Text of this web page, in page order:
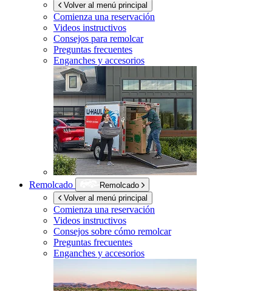
Volver al menú principal
Comienza una reservación
Videos instructivos
Consejos para remolcar
Preguntas frecuentes
Enganches y accesorios
Remolcado
Remolcado
Volver al menú principal
Comienza una reservación
Videos instructivos
Consejos sobre cómo remolcar
Preguntas frecuentes
Enganches y accesorios